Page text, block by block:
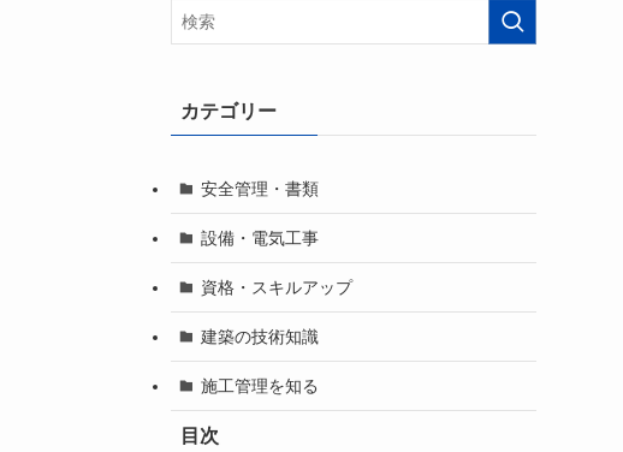
カテゴリー
安全管理・書類
設備・電気工事
資格・スキルアップ
建築の技術知識
施工管理を知る
目次